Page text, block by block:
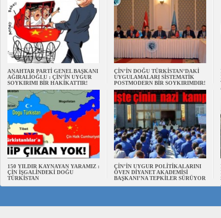
ANAHTAR PARTİ GENEL BAŞKANI
AĞIRALİOĞLU : ÇİN’İN UYGUR
SOYKIRIMI BİR HAKİKATTIR!
ÇİN’İN DOĞU TÜRKİSTAN’DAKİ
UYGULAMALARI SİSTEMATİK
POSTMODERN BİR SOYKIRIMDIR!
150 YILDIR KAYNAYAN YARAMIZ :
ÇİN İŞGALİNDEKİ DOĞU
TÜRKİSTAN
ÇİN’İN UYGUR POLİTİKALARINI
ÖVEN DİYANET AKADEMİSİ
BAŞKANI’NA TEPKİLER SÜRÜYOR